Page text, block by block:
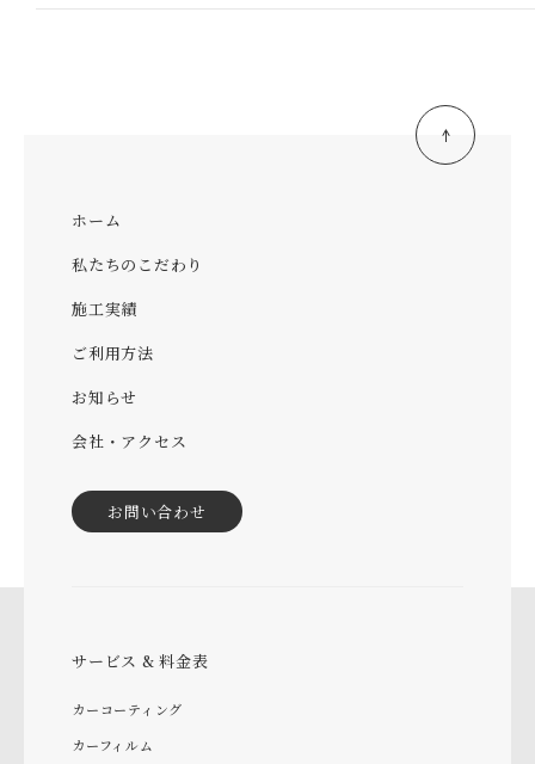
ホーム
私たちのこだわり
施工実績
ご利用方法
お知らせ
会社・アクセス
お問い合わせ
サービス & 料金表
カーコーティング
カーフィルム